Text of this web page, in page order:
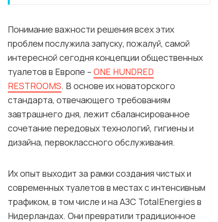
Понимание важности решения всех этих
проблем послужила запуску, пожалуй, самой
интересной сегодня концепции общественных
туалетов в Европе – ONE HUNDRED
RESTROOMS. В основе их новаторского
стандарта, отвечающего требованиям
завтрашнего дня, лежит сбалансированное
сочетание передовых технологий, гигиены и
дизайна, первоклассного обслуживания.
Их опыт выходит за рамки создания чистых и
современных туалетов в местах с интенсивным
трафиком, в том числе и на АЗС TotalEnergies в
Нидерландах. Они превратили традиционное